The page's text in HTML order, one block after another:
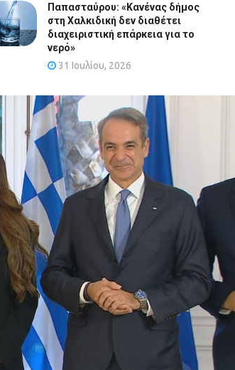
Παπασταύρου: «Κανένας δήμος
στη Χαλκιδική δεν διαθέτει
διαχειριστική επάρκεια για το
νερό»
31 Ιουλίου, 2026